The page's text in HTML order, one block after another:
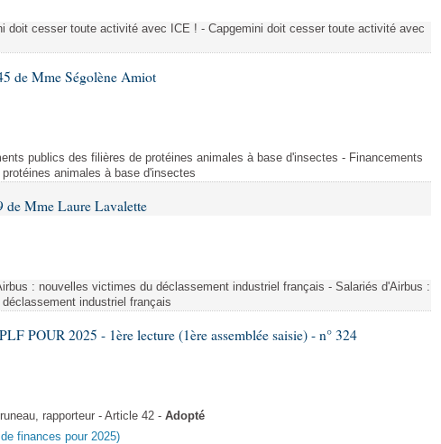
doit cesser toute activité avec ICE ! - Capgemini doit cesser toute activité avec
de Mme Ségolène Amiot
publics des filières de protéines animales à base d'insectes - Financements
animales à base d'insectes
de Mme Laure Lavalette
: nouvelles victimes du déclassement industriel français - Salariés d'Airbus :
industriel français
POUR 2025 - 1ère lecture (1ère assemblée saisie) - n° 324
rapporteur - Article 42 - Adopté
finances pour 2025)